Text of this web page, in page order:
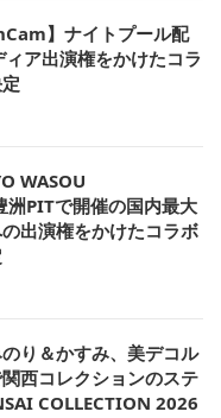
】ナイトプール配
ア出演権をかけたコラ
WASOU
洲PITで開催の国内最大
出演権をかけたコラボ
り＆かすみ、美デコル
西コレクションのステ
COLLECTION 2026